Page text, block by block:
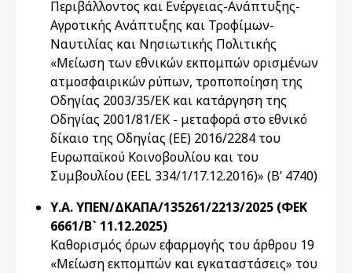
Περιβάλλοντος και Ενέργειας-Ανάπτυξης-
Αγροτικής Ανάπτυξης και Τροφίμων-
Ναυτιλίας και Νησιωτικής Πολιτικής
«Μείωση των εθνικών εκπομπών ορισμένων
ατμοσφαιρικών ρύπων, τροποποίηση της
Οδηγίας 2003/35/ΕΚ και κατάργηση της
Οδηγίας 2001/81/ΕΚ - μεταφορά στο εθνικό
δίκαιο της Οδηγίας (ΕΕ) 2016/2284 του
Ευρωπαϊκού Κοινοβουλίου και του
Συμβουλίου (EEL 334/1/17.12.2016)» (Β’ 4740)
Υ.Α. ΥΠΕΝ/ΔΚΑΠΑ/135261/2213/2025 (ΦΕΚ
6661/Β` 11.12.2025)
Καθορισμός όρων εφαρμογής του άρθρου 19
«Μείωση εκπομπών και εγκαταστάσεις» του